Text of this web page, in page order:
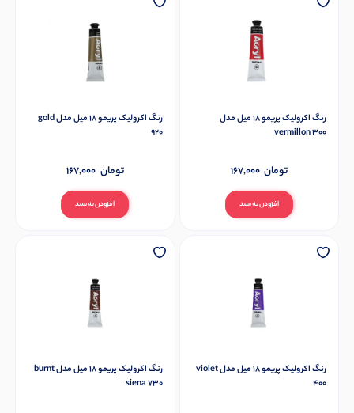
رنگ اکرولیک پریمو 18 میل مدل
vermillon 300
افزودن به سبد
167,000 تومان
رنگ اکرولیک پریمو 18 میل مدل gold
920
افزودن به سبد
167,000 تومان
رنگ اکرولیک پریمو 18 میل مدل violet
400
رنگ اکرولیک پریمو 18 میل مدل burnt
siena 730